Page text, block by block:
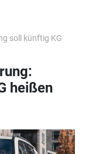
soll künftig KG
heißen